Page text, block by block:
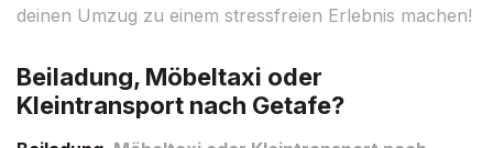
deinen Umzug zu einem stressfreien Erlebnis machen!
Beiladung, Möbeltaxi oder
Kleintransport nach Getafe?